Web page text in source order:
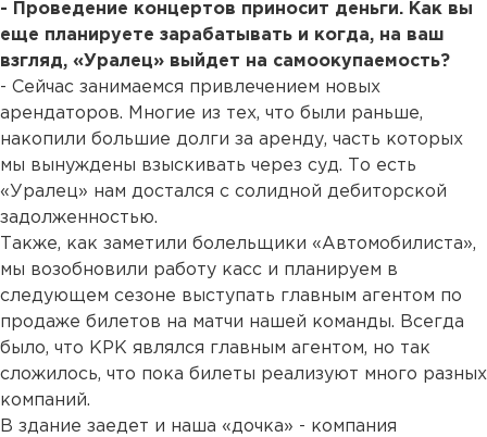
- Проведение концертов приносит деньги. Как вы
еще планируете зарабатывать и когда, на ваш
взгляд, «Уралец» выйдет на самоокупаемость?
- Сейчас занимаемся привлечением новых
арендаторов. Многие из тех, что были раньше,
накопили большие долги за аренду, часть которых
мы вынуждены взыскивать через суд. То есть
«Уралец» нам достался с солидной дебиторской
задолженностью.
Также, как заметили болельщики «Автомобилиста»,
мы возобновили работу касс и планируем в
следующем сезоне выступать главным агентом по
продаже билетов на матчи нашей команды. Всегда
было, что КРК являлся главным агентом, но так
сложилось, что пока билеты реализуют много разных
компаний.
В здание заедет и наша «дочка» - компания